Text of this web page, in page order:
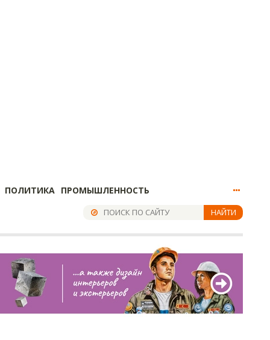
ПОЛИТИКА ПРОМЫШЛЕННОСТЬ
НАЙТИ